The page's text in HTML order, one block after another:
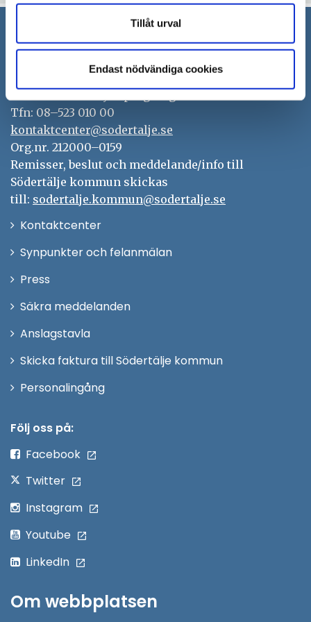
Tillåt urval
Endast nödvändiga cookies
fönster
Södertälje kommun
Tfn: 08–523 010 00
kontaktcenter@sodertalje.se
Org.nr. 212000–0159
Remisser, beslut och meddelande/info till
Södertälje kommun skickas
till: sodertalje.kommun@sodertalje.se
KontaktcenterÖppna
Synpunkter och felanmälan
Press
fönster
Säkra meddelanden
Anslagstavla
Skicka faktura till Södertälje kommun
PersonalingångÖppna
Följ oss på:
Facebook
Twitter
Instagram
Youtube
LinkedIn
Om webbplatsen